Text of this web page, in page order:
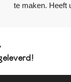
te maken. Heeft